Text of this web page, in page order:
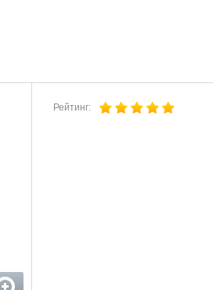
Рейтинг: